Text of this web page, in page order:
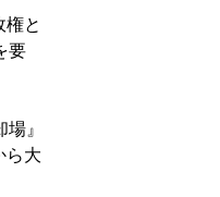
と
要
』
ら大